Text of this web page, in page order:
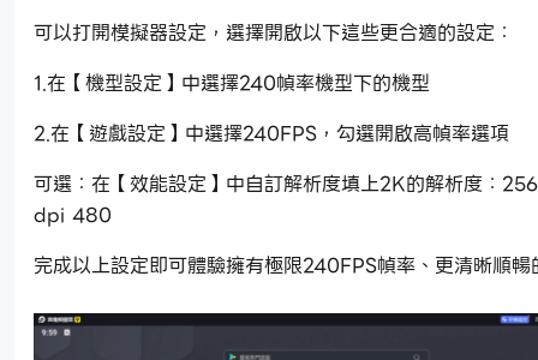
可以打開模擬器設定，選擇開啟以下這些更合適的設定：
1.在【機型設定】中選擇240幀率機型下的機型
2.在【遊戲設定】中選擇240FPS，勾選開啟高幀率選項
可選：在【效能設定】中自訂解析度填上2K的解析度：
dpi 480
完成以上設定即可體驗擁有極限240FPS幀率、更清晰順暢